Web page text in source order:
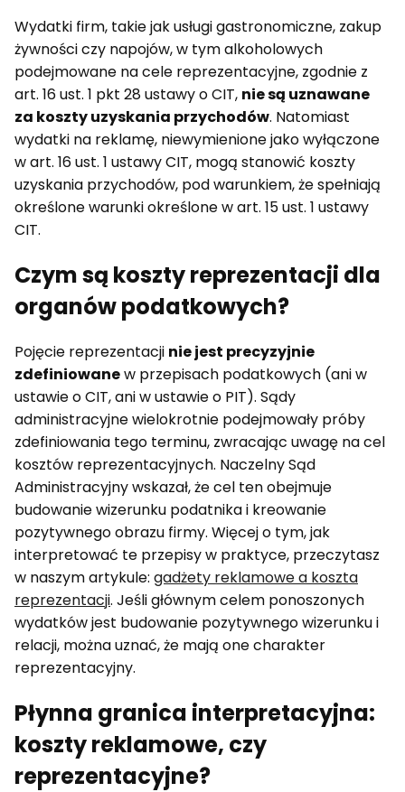
Wydatki firm, takie jak usługi gastronomiczne, zakup
żywności czy napojów, w tym alkoholowych
podejmowane na cele reprezentacyjne, zgodnie z
art. 16 ust. 1 pkt 28 ustawy o CIT, nie są uznawane
za koszty uzyskania przychodów. Natomiast
wydatki na reklamę, niewymienione jako wyłączone
w art. 16 ust. 1 ustawy CIT, mogą stanowić koszty
uzyskania przychodów, pod warunkiem, że spełniają
określone warunki określone w art. 15 ust. 1 ustawy
CIT.
Czym są koszty reprezentacji dla
organów podatkowych?
Pojęcie reprezentacji nie jest precyzyjnie
zdefiniowanew przepisach podatkowych (ani w
ustawie o CIT, ani w ustawie o PIT). Sądy
administracyjne wielokrotnie podejmowały próby
zdefiniowania tego terminu, zwracając uwagę na cel
kosztów reprezentacyjnych. Naczelny Sąd
Administracyjny wskazał, że cel ten obejmuje
budowanie wizerunku podatnika i kreowanie
pozytywnego obrazu firmy. Więcej o tym, jak
interpretować te przepisy w praktyce, przeczytasz
w naszym artykule: gadżety reklamowe a koszta
reprezentacji. Jeśli głównym celem ponoszonych
wydatków jest budowanie pozytywnego wizerunku i
relacji, można uznać, że mają one charakter
reprezentacyjny.
Płynna granica interpretacyjna:
koszty reklamowe, czy
reprezentacyjne?